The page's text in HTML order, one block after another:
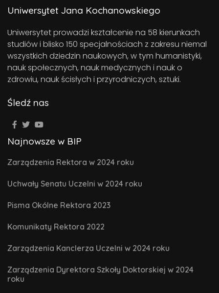
Uniwersytet Jana Kochanowskiego
Uniwersytet prowadzi kształcenie na 58 kierunkach
studiów i blisko 150 specjalnościach z zakresu niemal
wszystkich dziedzin naukowych, w tym humanistyki,
nauk społecznych, nauk medycznych i nauk o
zdrowiu, nauk ścisłych i przyrodniczych, sztuki.
Śledź nas
Najnowsze w BIP
Zarządzenia Rektora w 2024 roku
Uchwały Senatu Uczelni w 2024 roku
Pisma Okólne Rektora 2023
Komunikaty Rektora 2022
Zarządzenia Kanclerza Uczelni w 2024 roku
Zarządzenia Dyrektora Szkoły Doktorskiej w 2024
roku